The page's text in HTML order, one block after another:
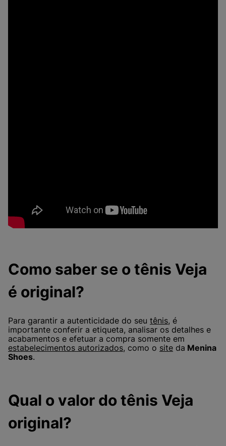
Como saber se o tênis Veja
é original?
Para garantir a autenticidade do seu tênis, é
importante conferir a etiqueta, analisar os detalhes e
acabamentos e efetuar a compra somente em
estabelecimentos autorizados, como o site da Menina
Shoes.
Qual o valor do tênis Veja
original?